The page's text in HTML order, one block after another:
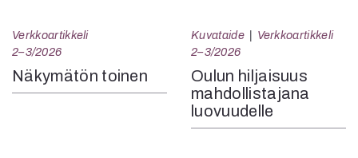
Verkkoartikkeli
2–3/2026
Näkymätön toinen
Kuvataide
Verkkoartikkeli
2–3/2026
Oulun hiljaisuus
mahdollistajana
luovuudelle